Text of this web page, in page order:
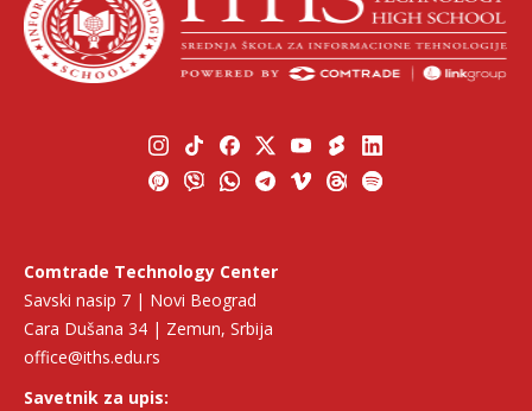
Comtrade Technology Center
Savski nasip 7 | Novi Beograd
Cara Dušana 34 | Zemun, Srbija
office@iths.edu.rs
Savetnik za upis: